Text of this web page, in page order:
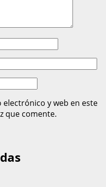
y web en este
que comente.